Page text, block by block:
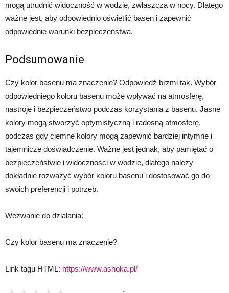
mogą utrudnić widoczność w wodzie, zwłaszcza w nocy. Dlatego
ważne jest, aby odpowiednio oświetlić basen i zapewnić
odpowiednie warunki bezpieczeństwa.
Podsumowanie
Czy kolor basenu ma znaczenie? Odpowiedź brzmi tak. Wybór
odpowiedniego koloru basenu może wpływać na atmosferę,
nastroje i bezpieczeństwo podczas korzystania z basenu. Jasne
kolory mogą stworzyć optymistyczną i radosną atmosferę,
podczas gdy ciemne kolory mogą zapewnić bardziej intymne i
tajemnicze doświadczenie. Ważne jest jednak, aby pamiętać o
bezpieczeństwie i widoczności w wodzie, dlatego należy
dokładnie rozważyć wybór koloru basenu i dostosować go do
swoich preferencji i potrzeb.
Wezwanie do działania:
Czy kolor basenu ma znaczenie?
Link tagu HTML: https://www.ashoka.pl/